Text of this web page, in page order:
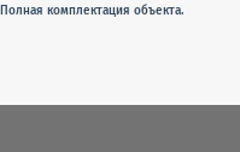
Полная комплектация объекта.